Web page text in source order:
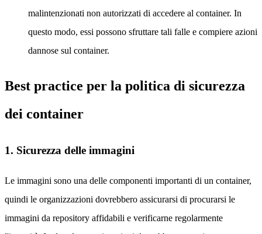
malintenzionati non autorizzati di accedere al container. In
questo modo, essi possono sfruttare tali falle e compiere azioni
dannose sul container.
Best practice per la politica di sicurezza
dei container
1. Sicurezza delle immagini
Le immagini sono una delle componenti importanti di un container,
quindi le organizzazioni dovrebbero assicurarsi di procurarsi le
immagini da repository affidabili e verificarne regolarmente